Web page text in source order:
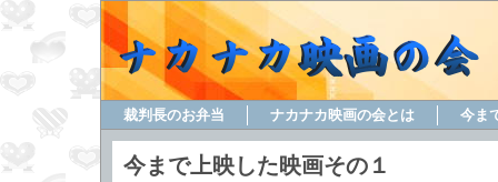
裁判長のお弁当 ナカナカ映画の会とは 今ま
今まで上映した映画その１